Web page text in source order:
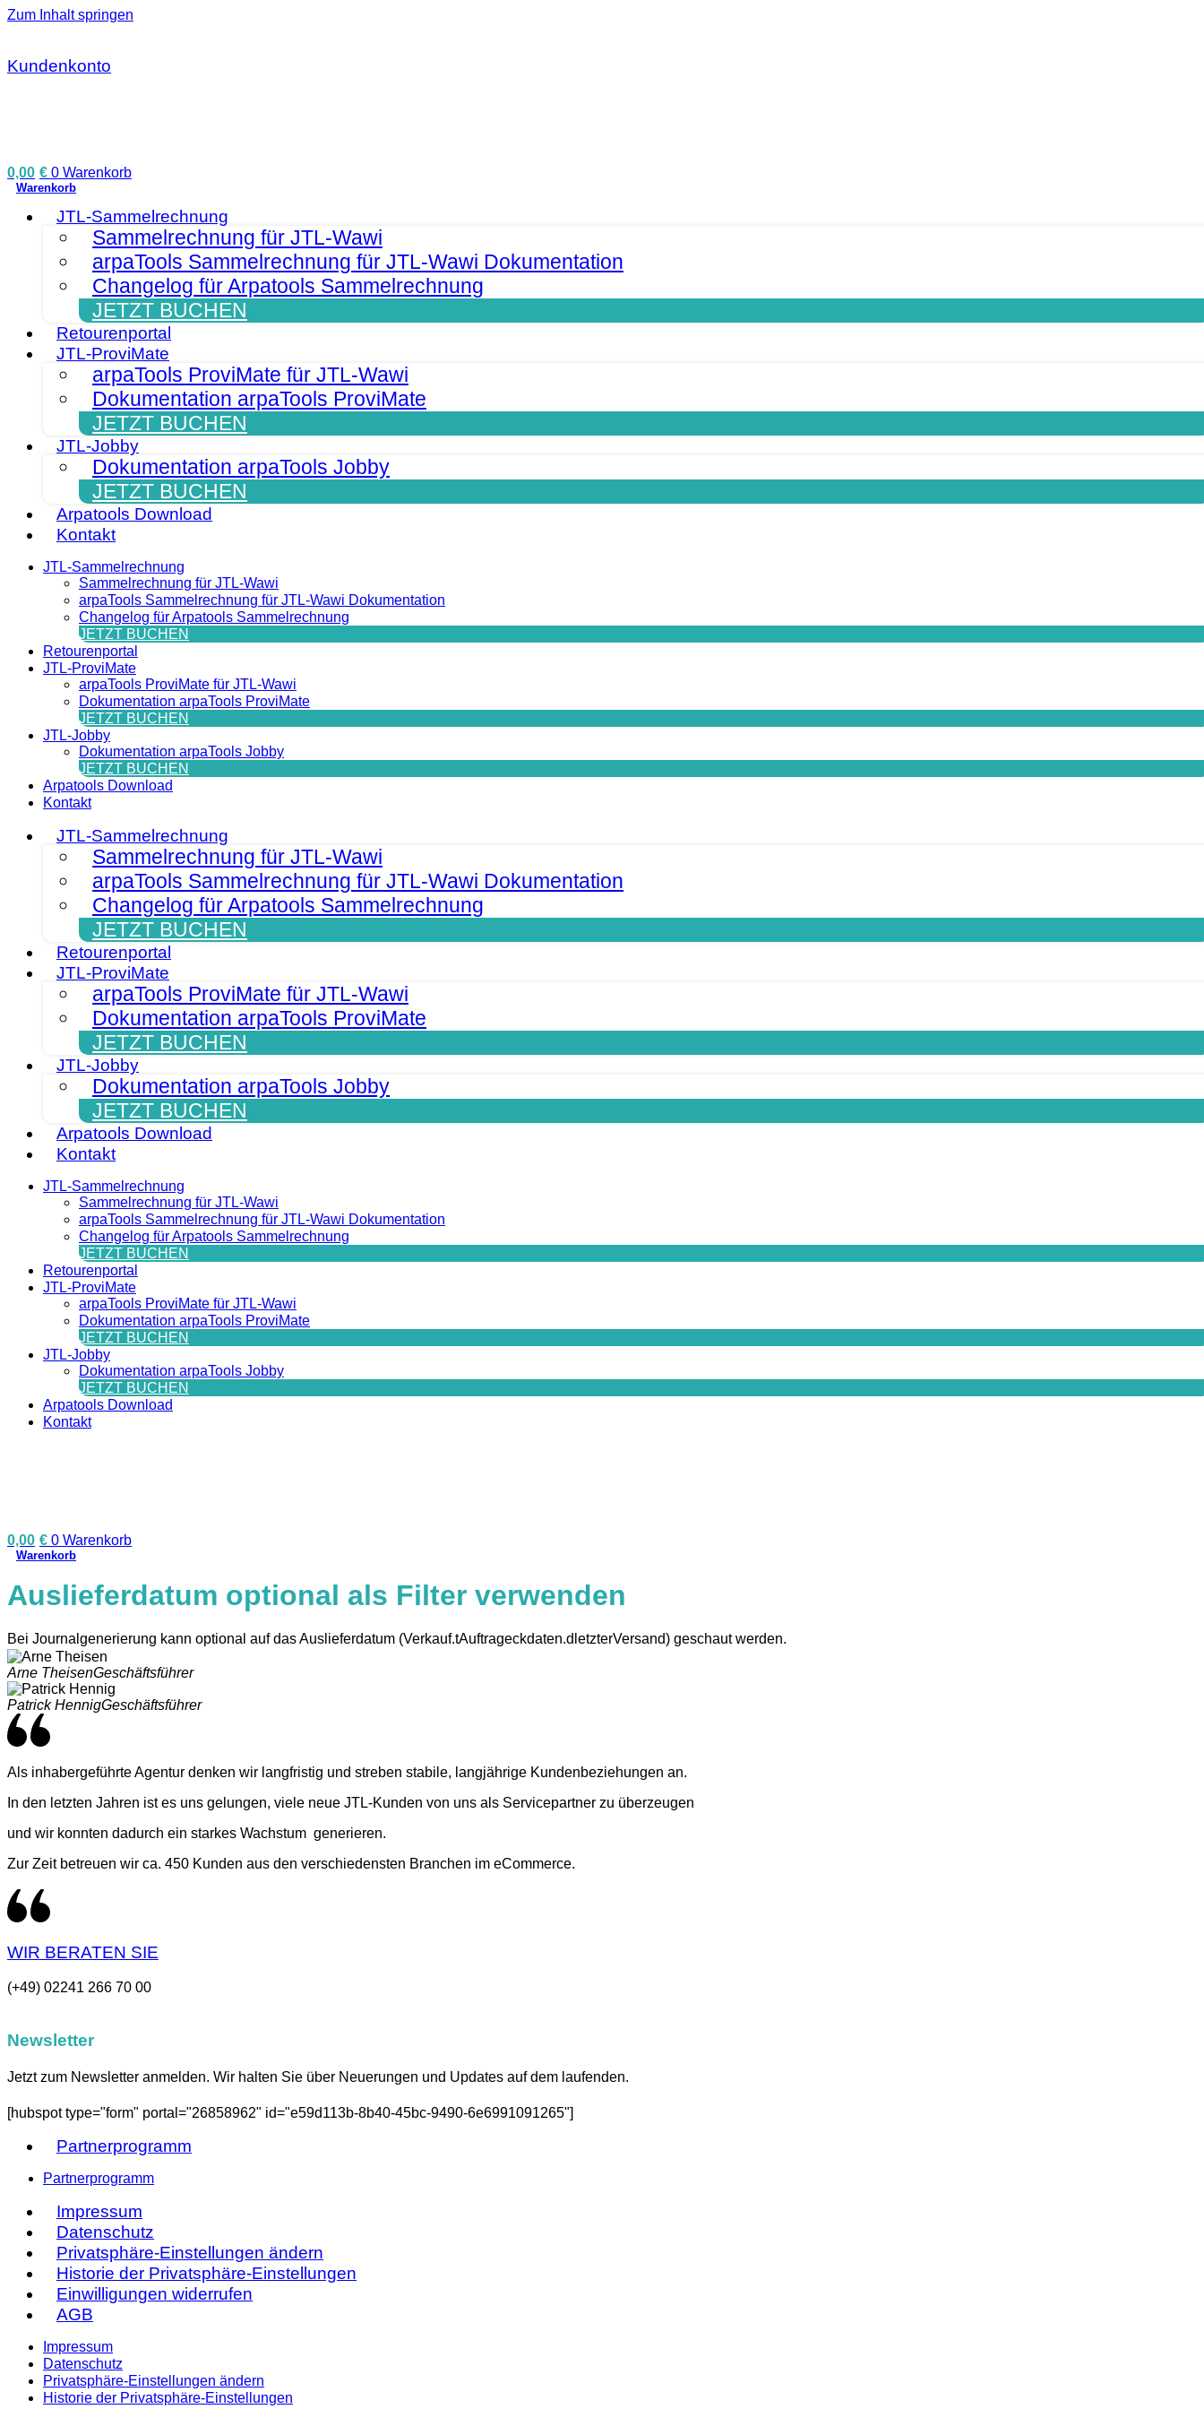
Zum Inhalt springen
Kundenkonto
0,00 € 0 Warenkorb
JTL-Sammelrechnung
Sammelrechnung für JTL-Wawi
arpaTools Sammelrechnung für JTL-Wawi Dokumentation
Changelog für Arpatools Sammelrechnung
JETZT BUCHEN
Retourenportal
JTL-ProviMate
arpaTools ProviMate für JTL-Wawi
Dokumentation arpaTools ProviMate
JETZT BUCHEN
JTL-Jobby
Dokumentation arpaTools Jobby
JETZT BUCHEN
Arpatools Download
Kontakt
JTL-Sammelrechnung
Sammelrechnung für JTL-Wawi
arpaTools Sammelrechnung für JTL-Wawi Dokumentation
Changelog für Arpatools Sammelrechnung
JETZT BUCHEN
Retourenportal
JTL-ProviMate
arpaTools ProviMate für JTL-Wawi
Dokumentation arpaTools ProviMate
JETZT BUCHEN
JTL-Jobby
Dokumentation arpaTools Jobby
JETZT BUCHEN
Arpatools Download
Kontakt
JTL-Sammelrechnung
Sammelrechnung für JTL-Wawi
arpaTools Sammelrechnung für JTL-Wawi Dokumentation
Changelog für Arpatools Sammelrechnung
JETZT BUCHEN
Retourenportal
JTL-ProviMate
arpaTools ProviMate für JTL-Wawi
Dokumentation arpaTools ProviMate
JETZT BUCHEN
JTL-Jobby
Dokumentation arpaTools Jobby
JETZT BUCHEN
Arpatools Download
Kontakt
JTL-Sammelrechnung
Sammelrechnung für JTL-Wawi
arpaTools Sammelrechnung für JTL-Wawi Dokumentation
Changelog für Arpatools Sammelrechnung
JETZT BUCHEN
Retourenportal
JTL-ProviMate
arpaTools ProviMate für JTL-Wawi
Dokumentation arpaTools ProviMate
JETZT BUCHEN
JTL-Jobby
Dokumentation arpaTools Jobby
JETZT BUCHEN
Arpatools Download
Kontakt
0,00 € 0 Warenkorb
Auslieferdatum optional als Filter verwenden
Bei Journalgenerierung kann optional auf das Auslieferdatum (Verkauf.tAuftrageckdaten.dletzterVersand) geschaut werden.
Arne TheisenGeschäftsführer
Patrick HennigGeschäftsführer
Als inhabergeführte Agentur denken wir langfristig und streben stabile, langjährige Kundenbeziehungen an.
In den letzten Jahren ist es uns gelungen, viele neue JTL-Kunden von uns als Servicepartner zu überzeugen
und wir konnten dadurch ein starkes Wachstum generieren.
Zur Zeit betreuen wir ca. 450 Kunden aus den verschiedensten Branchen im eCommerce.
WIR BERATEN SIE
(+49) 02241 266 70 00
Newsletter
Jetzt zum Newsletter anmelden. Wir halten Sie über Neuerungen und Updates auf dem laufenden.
[hubspot type="form" portal="26858962" id="e59d113b-8b40-45bc-9490-6e6991091265"]
Partnerprogramm
Partnerprogramm
Impressum
Datenschutz
Privatsphäre-Einstellungen ändern
Historie der Privatsphäre-Einstellungen
Einwilligungen widerrufen
AGB
Impressum
Datenschutz
Privatsphäre-Einstellungen ändern
Historie der Privatsphäre-Einstellungen